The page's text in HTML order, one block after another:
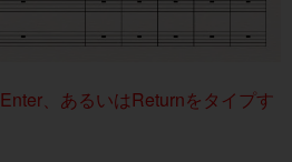
Enter、あるいはReturnをタイプす